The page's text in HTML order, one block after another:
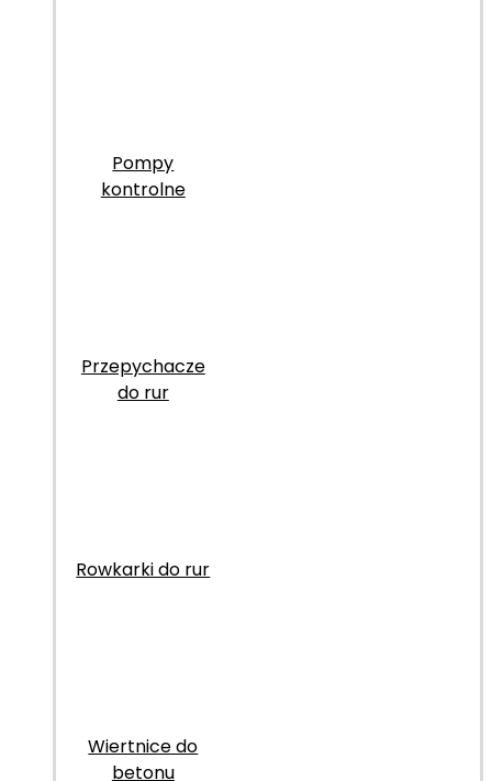
Pompy
kontrolne
Przepychacze
do rur
Rowkarki do rur
Wiertnice do
betonu